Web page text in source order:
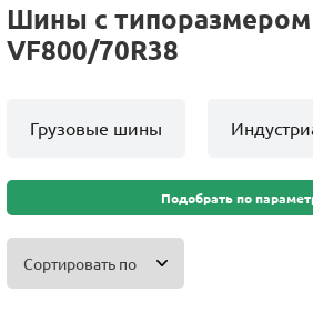
Шины с
VF800/70R38
Грузовые шины
Подобрать по
Сортировать по